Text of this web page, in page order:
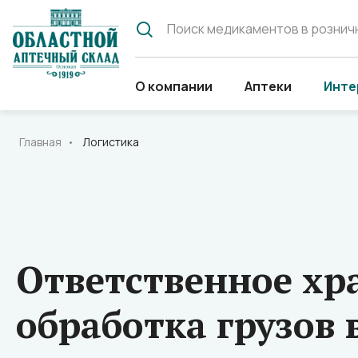
О компании Аптеки
Главная Логистика
Ответственное
обработка